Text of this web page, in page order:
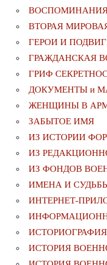
ВТОРАЯ
ГЕРОИ И
ГРАЖДАНСКАЯ
ГРИФ
ДОКУМЕНТЫ и
ЖЕНЩИНЫ В
ЗАБЫТОЕ ИМЯ
ИЗ ИСТОРИИ
ИЗ
ИЗ ФОНДОВ
ИМЕНА И
ИНТЕРНЕТ-
ИСТОРИОГРАФИЯ
ИСТОРИЯ